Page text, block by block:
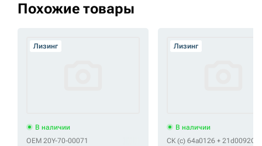
Похожие товары
Лизинг
В наличии
OEM 20Y-70-00071
Лизинг
В наличии
СК (c) 64a0126 + 21d0092СК